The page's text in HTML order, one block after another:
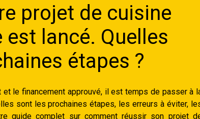
projet de cuisine
lancé. Quelles
étapes ?
et le financement approuvé, il est temps de passer à
sont les prochaines étapes, les erreurs à éviter,
guide complet sur comment réussir son projet